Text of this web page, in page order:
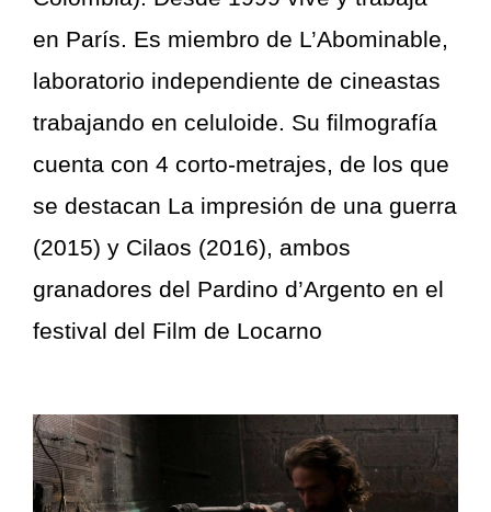
en París. Es miembro de L’Abominable,
laboratorio independiente de cineastas
trabajando en celuloide. Su filmografía
cuenta con 4 corto-metrajes, de los que
se destacan La impresión de una guerra
(2015) y Cilaos (2016), ambos
granadores del Pardino d’Argento en el
festival del Film de Locarno